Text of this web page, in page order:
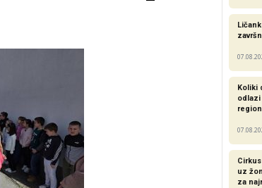
Koliki
odlazi
uz
za